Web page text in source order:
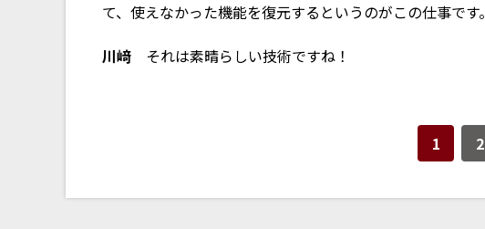
て、使えなかった機能を復元するというのがこの仕事です。
川﨑 それは素晴らしい技術ですね！
1 2